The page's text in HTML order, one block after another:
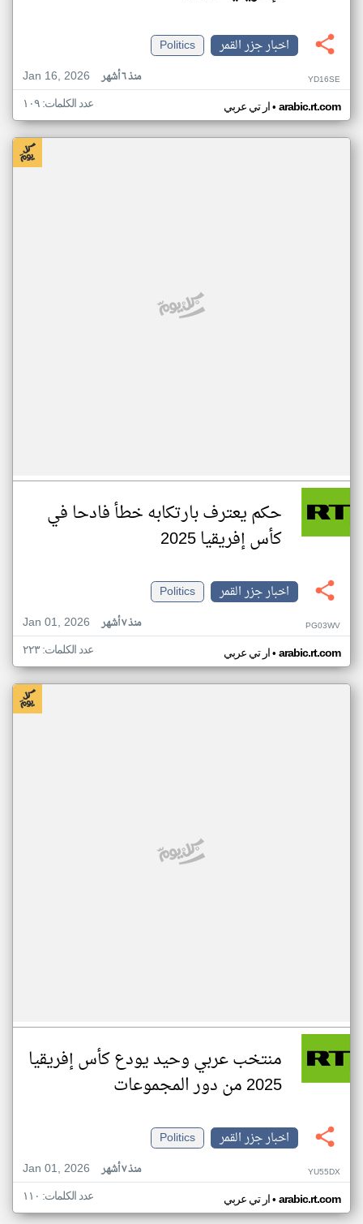
اخبار جزر القمر
Politics
Jan 16, 2026
منذ ٦ أشهر YD16SE
ار تي عربي• arabic.rt.com عدد الكلمات: ١٠٩
حكم يعترف بارتكابه خطأ فادحا في
كأس إفريقيا 2025
اخبار جزر القمر
Politics
Jan 01, 2026
منذ ٧ أشهر PG03WV
ار تي عربي• arabic.rt.com عدد الكلمات: ٢٢٣
منتخب عربي وحيد يودع كأس إفريقيا
2025 من دور المجموعات
اخبار جزر القمر
Politics
Jan 01, 2026
منذ ٧ أشهر YU55DX
ار تي عربي• arabic.rt.com عدد الكلمات: ١١٠